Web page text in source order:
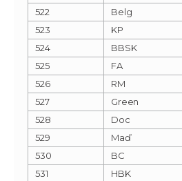
522
Belg
523
KP
524
BBSK
525
FA
526
RM
527
Green
528
Doc
529
Maď
530
BC
531
HBK